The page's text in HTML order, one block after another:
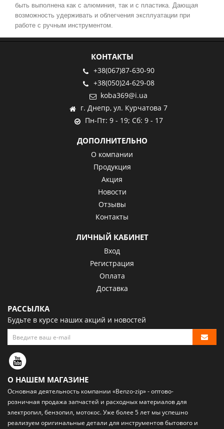
быть выполнена как с алюминия, так и с пластика. Дающая
возможность удерживать и облегчения эксплуатации при
работе с ручным инструментом.
КОНТАКТЫ
+38(067)87-630-90
+38(050)24-629-08
koba369@i.ua
г. Днепр, ул. Курчатова 7
Пн-Пт: 9 - 19; Сб: 9 - 17
ДОПОЛНИТЕЛЬНО
О компании
Продукция
Акция
Новости
Отзывы
Контакты
ЛИЧНЫЙ КАБИНЕТ
Вход
Регистрация
Оплата
Доставка
РАССЫЛКА
Будьте в курсе наших акций и новостей
О НАШЕМ МАГАЗИНЕ
Основная деятельность компании «Benzo-zip» - оптово-
розничная продажа запчастей и расходных материаловдля
электропил, бензопил, мотокос. Уже более 5 лет мы успешно
реализуем оригинальные детали для инструментов бытового и